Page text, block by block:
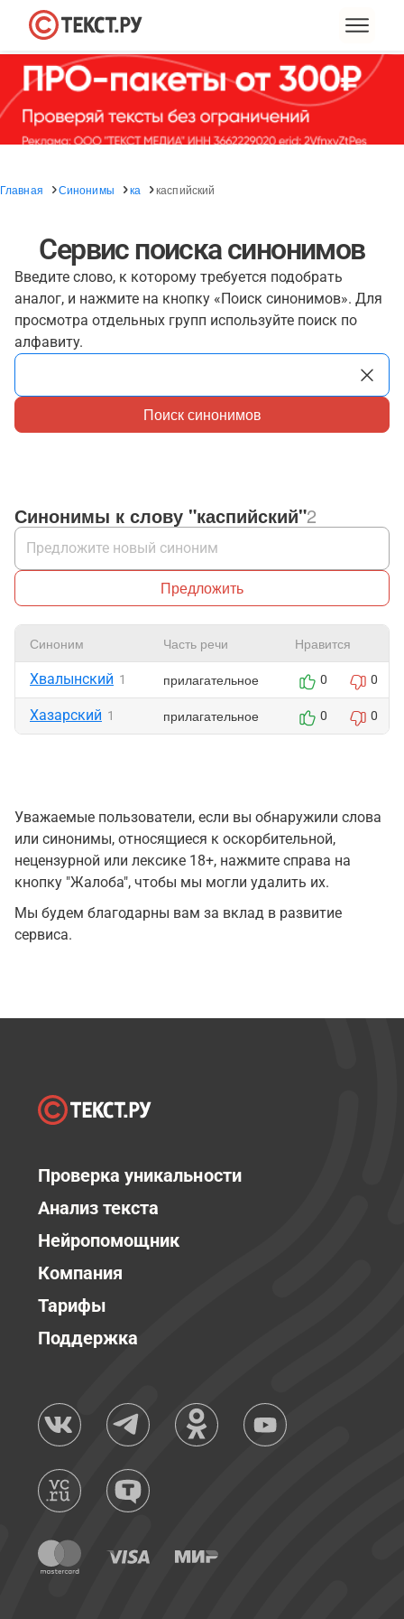
Главная Синонимы ка каспийский
Сервис поиска синонимов
Введите слово, к которому требуется подобрать
аналог, и нажмите на кнопку «Поиск синонимов». Для
просмотра отдельных групп используйте поиск по
алфавиту.
Поиск синонимов
Синонимы к слову "каспийский"2
Предложить
Синоним Часть речи Нравится
Хвалынский 1 прилагательное 0 0
Хазарский 1 прилагательное 0 0
Уважаемые пользователи, если вы обнаружили слова
или синонимы, относящиеся к оскорбительной,
нецензурной или лексике 18+, нажмите справа на
кнопку "Жалоба", чтобы мы могли удалить их.
Мы будем благодарны вам за вклад в развитие
сервиса.
Проверка уникальности
Анализ текста
Нейропомощник
Компания
Тарифы
Поддержка